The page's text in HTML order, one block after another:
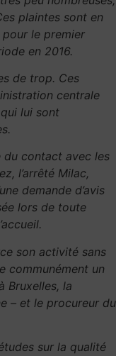
plaintes sont en
pour le premier
en 2016.
de trop. Ces
centrale
lui sont
du contact avec les
l’arrêté Milac,
demande d’avis
lors de toute
son activité sans
communément un
Bruxelles, la
– et le procureur du
sur la qualité